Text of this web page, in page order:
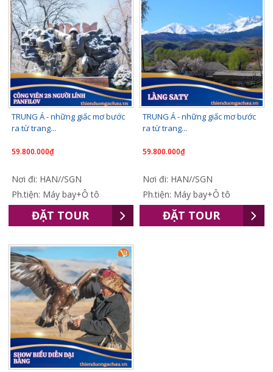
TRUNG Á - những giấc mơ bước
ra từ trang...
59.800.000₫
Nơi đi: HAN//SGN
Ph.tiện: Máy bay+Ô tô
ĐẶT TOUR
TRUNG Á - những giấc mơ bước
ra từ trang...
59.800.000₫
Nơi đi: HAN//SGN
Ph.tiện: Máy bay+Ô tô
ĐẶT TOUR